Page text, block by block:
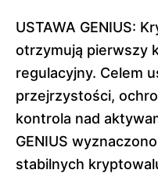
USTAWA GENIUS:
otrzymują pierwszy
regulacyjny. Celem
przejrzystości,
kontrola nad
GENIUS
stabilnych